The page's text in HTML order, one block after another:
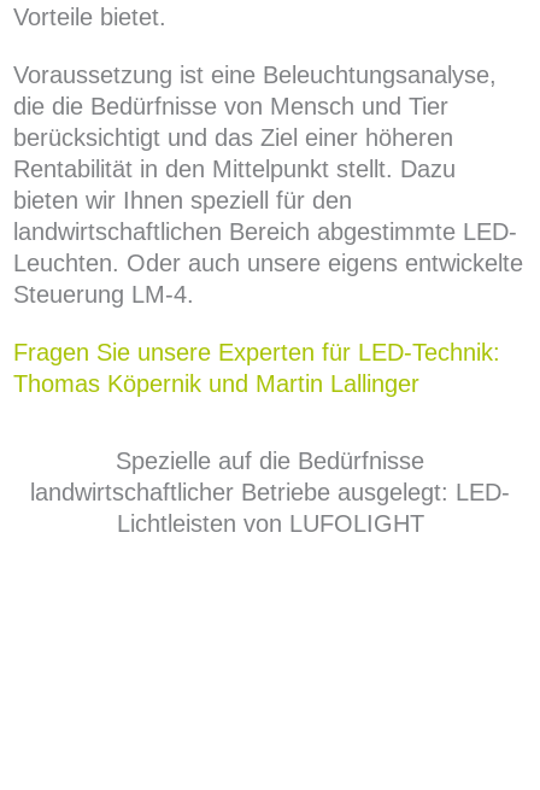
Vorteile bietet.
Voraussetzung ist eine Beleuchtungsanalyse,
die die Bedürfnisse von Mensch und Tier
berücksichtigt und das Ziel einer höheren
Rentabilität in den Mittelpunkt stellt. Dazu
bieten wir Ihnen speziell für den
landwirtschaftlichen Bereich abgestimmte LED-
Leuchten. Oder auch unsere eigens entwickelte
Steuerung LM-4.
Fragen Sie unsere Experten für LED-Technik:
Thomas Köpernik und Martin Lallinger
Spezielle auf die Bedürfnisse
landwirtschaftlicher Betriebe ausgelegt: LED-
Lichtleisten von LUFOLIGHT